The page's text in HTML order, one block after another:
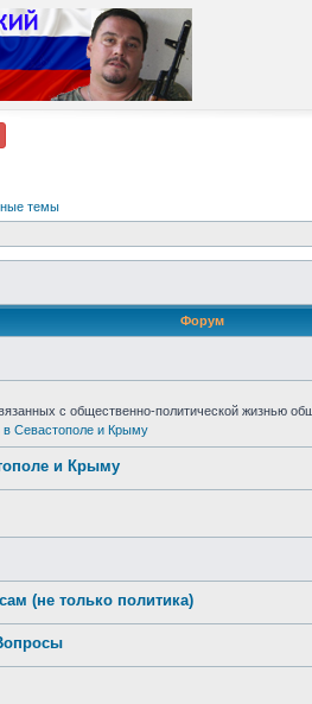
темы
Форум
с общественно-политической жизнью
Севастополе и Крыму
и Крыму
(не только политика)